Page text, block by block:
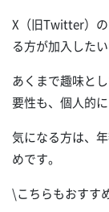
X（旧Twitter）
る方が加入した
あくまで趣味と
要性も、個人的
気になる方は、
めです。
\こちらもおすす